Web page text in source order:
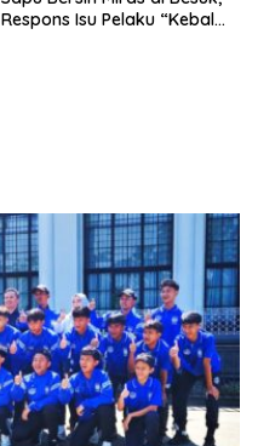
Respons Isu Pelaku “Kebal